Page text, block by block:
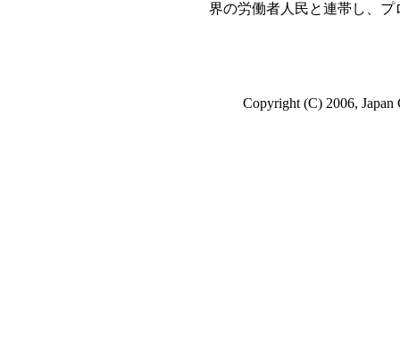
界の労働者人民と連帯し、
Copyright (C) 2006, Japan